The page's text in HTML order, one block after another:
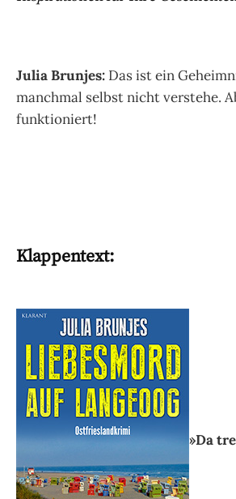
Julia Brunjes: Das ist ein
manchmal selbst nicht verstehe.
funktioniert!
Klappentext:
»Da